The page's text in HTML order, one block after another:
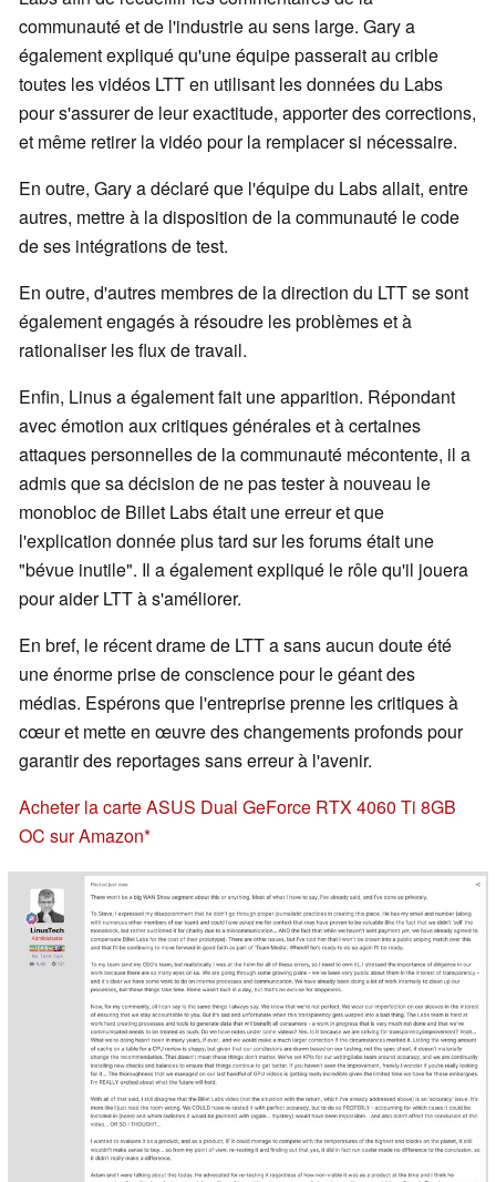
communauté et de l'industrie au sens large. Gary a
également expliqué qu'une équipe passerait au crible
toutes les vidéos LTT en utilisant les données du Labs
pour s'assurer de leur exactitude, apporter des corrections,
et même retirer la vidéo pour la remplacer si nécessaire.
En outre, Gary a déclaré que l'équipe du Labs allait, entre
autres, mettre à la disposition de la communauté le code
de ses intégrations de test.
En outre, d'autres membres de la direction du LTT se sont
également engagés à résoudre les problèmes et à
rationaliser les flux de travail.
Enfin, Linus a également fait une apparition. Répondant
avec émotion aux critiques générales et à certaines
attaques personnelles de la communauté mécontente, il a
admis que sa décision de ne pas tester à nouveau le
monobloc de Billet Labs était une erreur et que
l'explication donnée plus tard sur les forums était une
"bévue inutile". Il a également expliqué le rôle qu'il jouera
pour aider LTT à s'améliorer.
En bref, le récent drame de LTT a sans aucun doute été
une énorme prise de conscience pour le géant des
médias. Espérons que l'entreprise prenne les critiques à
cœur et mette en œuvre des changements profonds pour
garantir des reportages sans erreur à l'avenir.
Acheter la carte ASUS Dual GeForce RTX 4060 Ti 8GB
OC sur Amazon